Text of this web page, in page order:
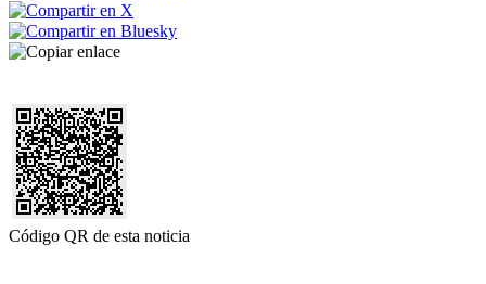
Código QR de esta noticia